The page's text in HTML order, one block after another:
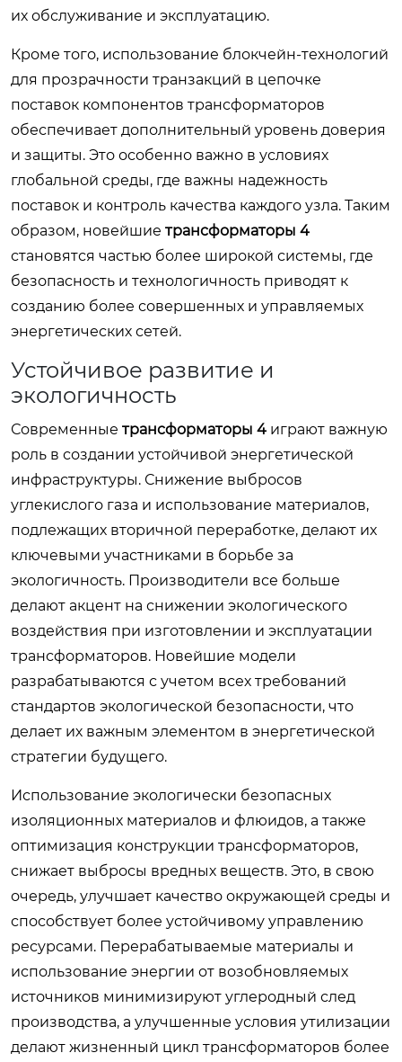
их обслуживание и эксплуатацию.
Кроме того, использование блокчейн-технологий
для прозрачности транзакций в цепочке
поставок компонентов трансформаторов
обеспечивает дополнительный уровень доверия
и защиты. Это особенно важно в условиях
глобальной среды, где важны надежность
поставок и контроль качества каждого узла. Таким
образом, новейшие трансформаторы 4
становятся частью более широкой системы, где
безопасность и технологичность приводят к
созданию более совершенных и управляемых
энергетических сетей.
Устойчивое развитие и
экологичность
Современные трансформаторы 4 играют важную
роль в создании устойчивой энергетической
инфраструктуры. Снижение выбросов
углекислого газа и использование материалов,
подлежащих вторичной переработке, делают их
ключевыми участниками в борьбе за
экологичность. Производители все больше
делают акцент на снижении экологического
воздействия при изготовлении и эксплуатации
трансформаторов. Новейшие модели
разрабатываются с учетом всех требований
стандартов экологической безопасности, что
делает их важным элементом в энергетической
стратегии будущего.
Использование экологически безопасных
изоляционных материалов и флюидов, а также
оптимизация конструкции трансформаторов,
снижает выбросы вредных веществ. Это, в свою
очередь, улучшает качество окружающей среды и
способствует более устойчивому управлению
ресурсами. Перерабатываемые материалы и
использование энергии от возобновляемых
источников минимизируют углеродный след
производства, а улучшенные условия утилизации
делают жизненный цикл трансформаторов более